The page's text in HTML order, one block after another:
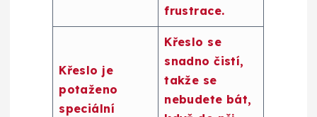
frustrace.
Křeslo je
potaženo
speciální
Křeslo se
snadno čistí,
takže se
nebudete bát,